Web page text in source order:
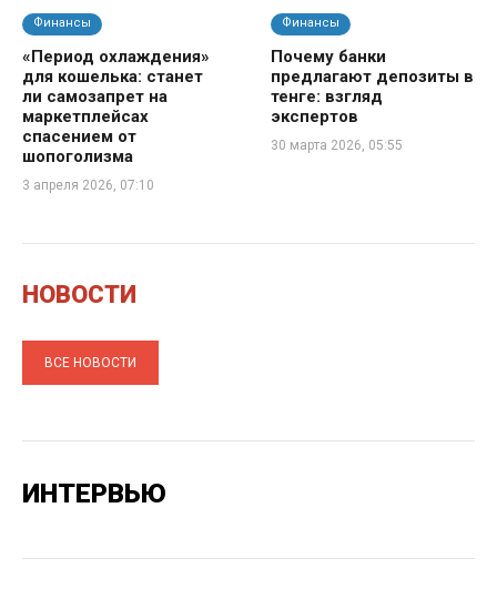
Финансы
«Период охлаждения»
для кошелька: станет
ли самозапрет на
маркетплейсах
спасением от
шопоголизма
3 апреля 2026, 07:10
Финансы
Почему банки
предлагают депозиты в
тенге: взгляд
экспертов
30 марта 2026, 05:55
НОВОСТИ
ВСЕ НОВОСТИ
ИНТЕРВЬЮ